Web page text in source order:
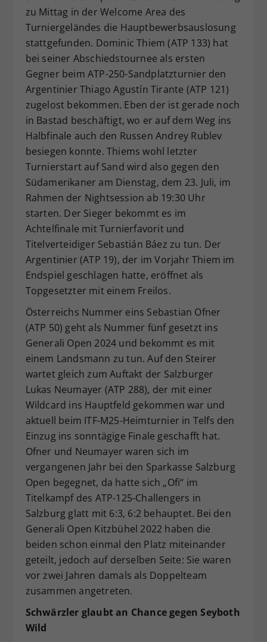
zu Mittag in der Welcome Area des
Turniergeländes die Hauptbewerbsauslosung
stattgefunden. Dominic Thiem (ATP 133) hat
bei seiner Abschiedstournee als ersten
Gegner beim ATP-250-Sandplatzturnier den
Argentinier Thiago Agustín Tirante (ATP 121)
zugelost bekommen. Eben der ist gerade noch
in Bastad beschäftigt, wo er auf dem Weg ins
Halbfinale auch den Russen Andrey Rublev
besiegen konnte. Thiems wohl letzter
Turnierstart auf Sand wird also gegen den
Südamerikaner am Dienstag, dem 23. Juli, im
Rahmen der Nightsession ab 19:30 Uhr
starten. Der Sieger bekommt es im
Achtelfinale mit Turnierfavorit und
Titelverteidiger Sebastián Báez zu tun. Der
Argentinier (ATP 19), der im Vorjahr Thiem im
Endspiel geschlagen hatte, eröffnet als
Topgesetzter mit einem Freilos.
Österreichs Nummer eins Sebastian Ofner
(ATP 50) geht als Nummer fünf gesetzt ins
Generali Open 2024 und bekommt es mit
einem Landsmann zu tun. Auf den Steirer
wartet gleich zum Auftakt der Salzburger
Lukas Neumayer (ATP 288), der mit einer
Wildcard ins Hauptfeld gekommen war und
aktuell beim ITF-M25-Heimturnier in Telfs den
Einzug ins sonntägige Finale geschafft hat.
Ofner und Neumayer waren sich im
vergangenen Jahr bei den Sparkasse Salzburg
Open begegnet, da hatte sich „Ofi“ im
Titelkampf des ATP-125-Challengers in
Salzburg glatt mit 6:3, 6:2 behauptet. Bei den
Generali Open Kitzbühel 2022 haben die
beiden schon einmal den Platz miteinander
geteilt, jedoch auf derselben Seite: Sie waren
vor zwei Jahren damals als Doppelteam
zusammen angetreten.
Schwärzler glaubt an Chance gegen Seyboth
Wild
Zweck
Dieser Wert speichert Ihre Consent-
Einstellungen. Unter anderem eine
zufällig generierte ID, für die
historische Speicherung Ihrer
Webseiten-Betreiber dies eingestellt
hat.